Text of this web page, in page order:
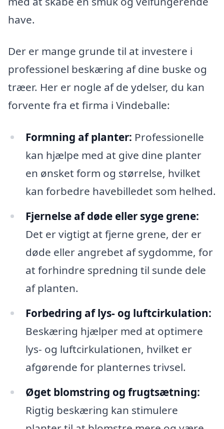
have.
Der er mange grunde til at investere i
professionel beskæring af dine buske og
træer. Her er nogle af de ydelser, du kan
forvente fra et firma i Vindeballe:
Formning af planter: Professionelle
kan hjælpe med at give dine planter
en ønsket form og størrelse, hvilket
kan forbedre havebilledet som helhed.
Fjernelse af døde eller syge grene:
Det er vigtigt at fjerne grene, der er
døde eller angrebet af sygdomme, for
at forhindre spredning til sunde dele
af planten.
Forbedring af lys- og luftcirkulation:
Beskæring hjælper med at optimere
lys- og luftcirkulationen, hvilket er
afgørende for planternes trivsel.
Øget blomstring og frugtsætning:
Rigtig beskæring kan stimulere